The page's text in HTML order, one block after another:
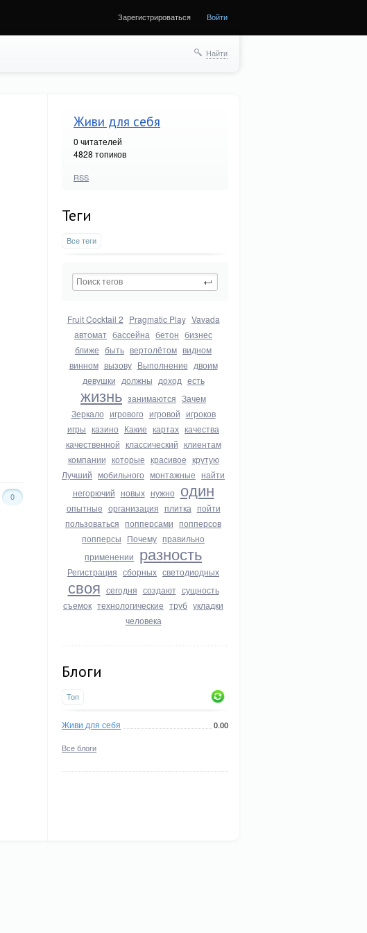
Зарегистрироваться Войти
Найти
Живи для себя
0 читателей
4828 топиков
RSS
Теги
Все теги
Fruit Cocktail 2 Pragmatic Play Vavada
автомат бассейна бетон бизнес
ближе быть вертолётом видном
винном вызову Выполнение двоим
девушки должны доход есть
жизнь занимаются Зачем
Зеркало игрового игровой игроков
игры казино Какие картах качества
качественной классический клиентам
компании которые красивое крутую
Лучший мобильного монтажные найти
негорючий новых нужно один
опытные организация плитка пойти
пользоваться попперсами попперсов
попперсы Почему правильно
применении разность
Регистрация сборных светодиодных
своя сегодня создают сущность
съемок технологические труб укладки
человека
Блоги
Топ
Живи для себя 0.00
Все блоги
0